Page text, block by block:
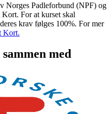
Norges Padleforbund (NPF) og
For at kurset skal
krav følges 100%. For mer
Kort.
med